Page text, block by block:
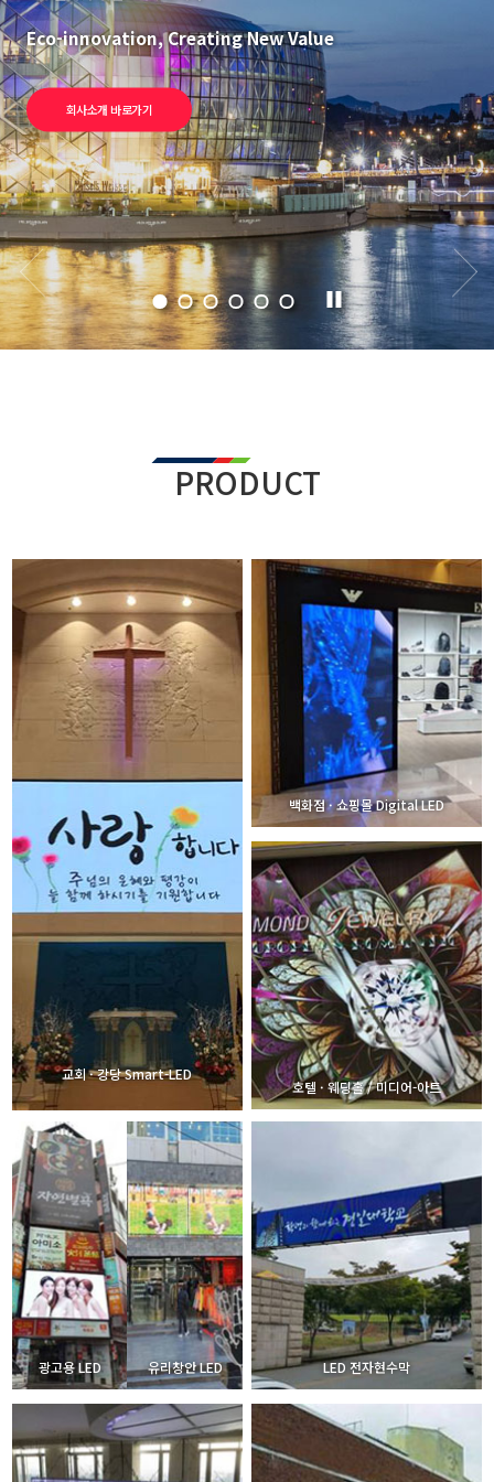
Eco-innovation, Creating New Value
회사소개 바로가기
PRODUCT
교회 · 강당 Smart-LED
백화점 · 쇼핑몰 Digital LED
호텔 · 웨딩홀 / 미디어-아트
광고용 LED 유리창안 LED LED 전자현수막